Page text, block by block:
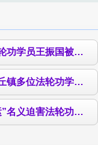
功学员王振国被骚扰 5月26号，山东省潍访市昌乐县营丘镇派出所警察骚扰法轮功学员
来，山东省昌乐县营丘镇的法轮功学员
张巨武、姜光明、孟祥俭、王玉香、陈安花、吕范、高某某、